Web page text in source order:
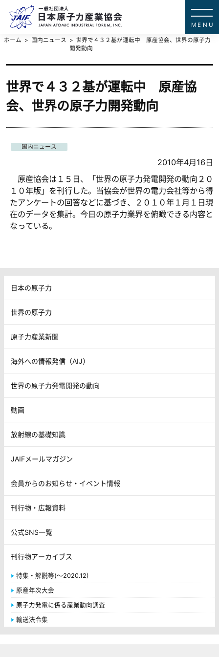
ホーム 国内ニュース
世界で４３２基が運転中 原産協会、世界の原子力
開発動向
世界で４３２基が運転中 原産協
会、世界の原子力開発動向
国内ニュース
2010年4月16日
原産協会は１５日、「世界の原子力発電開発の動向２０
１０年版」を刊行した。当協会が世界の電力会社等から得
たアンケートの回答などに基づき、２０１０年１月１日現
在のデータを集計。今日の原子力業界を俯瞰できる内容と
なっている。
日本の原子力
世界の原子力
原子力産業新聞
海外への情報発信（AIJ）
世界の原子力発電開発の動向
動画
放射線の基礎知識
JAIFメールマガジン
会員からのお知らせ・イベント情報
刊行物・広報資料
公式SNS一覧
刊行物アーカイブス
特集・解説等(～2020.12)
原産年次大会
原子力発電に係る産業動向調査
輸送法令集